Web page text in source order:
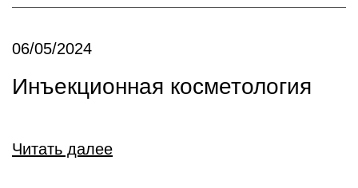
06/05/2024
Инъекционная косметология
Читать далее